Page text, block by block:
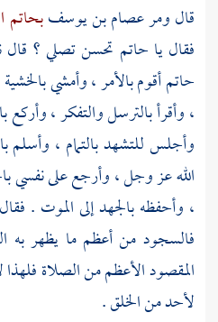
قال ومرعصام بن يوسفبحاتم
فقال يا حاتم تحسن تصلي ؟
حاتمأقوم بالأمر ، وأمشي
، وأقرأ بالترسل والتفكر ،
وأجلس للتشهد بالتمام ، وأسلم
الله عز وجل ، وأرجع على نفسي
، وأحفظه بالجهد إلى الموت .
فالسجود من أعظم ما يظهر به
المقصود الأعظم من الصلاة
لأحد من الخلق .